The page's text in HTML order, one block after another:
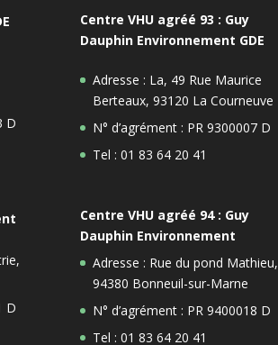
D
D
Centre VHU agréé 93 : Guy
Dauphin Environnement GDE
Adresse : La, 49 Rue Maurice
Berteaux, 93120 La Courneuve
N° d’agrément : PR 9300007 D
Tel : 01 83 64 20 41
Centre VHU agréé 94 : Guy
Dauphin Environnement
Adresse : Rue du pond Mathieu,
94380 Bonneuil-sur-Marne
N° d’agrément : PR 9400018 D
Tel : 01 83 64 20 41